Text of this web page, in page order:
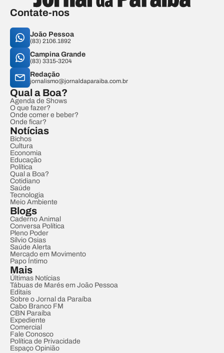
Contate-nos
João Pessoa
(83) 2106.1892
Campina Grande
(83) 3315-3204
Redação
jornalismo@jornaldaparaiba.com.br
Qual a Boa?
Agenda de Shows
O que fazer?
Onde comer e beber?
Onde ficar?
Notícias
Bichos
Cultura
Economia
Educação
Política
Qual a Boa?
Cotidiano
Saúde
Tecnologia
Meio Ambiente
Blogs
Caderno Animal
Conversa Política
Pleno Poder
Sílvio Osias
Saúde Alerta
Mercado em Movimento
Papo Íntimo
Mais
Últimas Notícias
Tábuas de Marés em João Pessoa
Editais
Sobre o Jornal da Paraíba
Cabo Branco FM
CBN Paraíba
Expediente
Comercial
Fale Conosco
Política de Privacidade
Espaço Opinião